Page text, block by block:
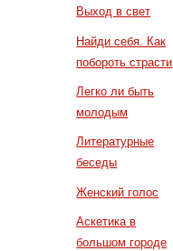
Выход в свет
Найди себя. Как
побороть страсти
Легко ли быть
молодым
Литературные
беседы
Женский голос
Аскетика в
большом городе